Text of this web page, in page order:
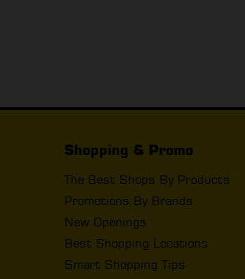
Shopping & Promo
The Best Shops By Products
Promotions By Brands
New Openings
Best Shopping Locations
Smart Shopping Tips